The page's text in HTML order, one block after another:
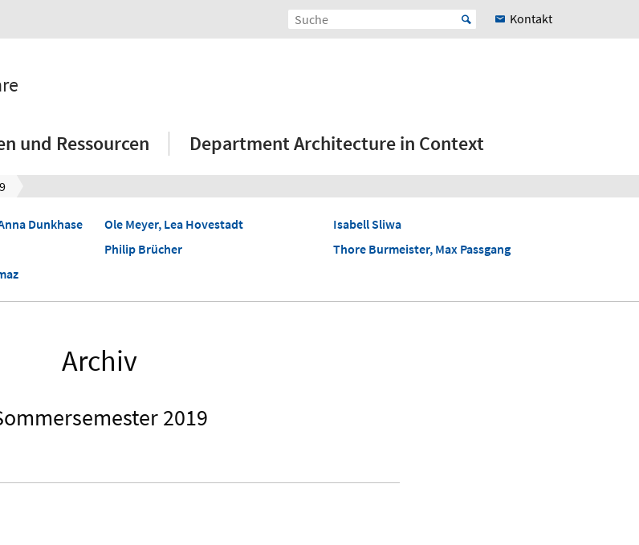
Kontakt
und Ressourcen Department Architecture in Context
Dunkhase
Ole Meyer, Lea Hovestadt
Philip Brücher
Isabell Sliwa
Thore Burmeister, Max Passgang
Archiv
2019